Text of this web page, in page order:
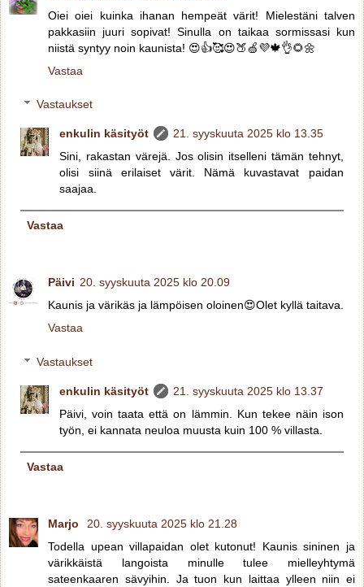
Oiei oiei kuinka ihanan hempeät värit! Mielestäni talven
pakkasiin juuri sopivat! Sinulla on taikaa sormissasi kun
niistä syntyy noin kaunista! 😍👍🥰😍🍑🍏💜🍁👌🌻🌼
Vastaa
Vastaukset
enkulin käsityöt
21. syyskuuta 2025 klo 13.35
Sini, rakastan värejä. Jos olisin itselleni tämän tehnyt,
olisi siinä erilaiset värit. Nämä kuvastavat paidan
saajaa.
Vastaa
Päivi 20. syyskuuta 2025 klo 20.09
Kaunis ja värikäs ja lämpöisen oloinen😍Olet kyllä taitava.
Vastaa
Vastaukset
enkulin käsityöt
21. syyskuuta 2025 klo 13.37
Päivi, voin taata että on lämmin. Kun tekee näin ison
työn, ei kannata neuloa muusta kuin 100 % villasta.
Vastaa
Marjo
20. syyskuuta 2025 klo 21.28
Todella upean villapaidan olet kutonut! Kaunis sininen ja
värikkäistä langoista minulle tulee mielleyhtymä
sateenkaaren sävyihin. Ja tuon kun laittaa ylleen niin ei